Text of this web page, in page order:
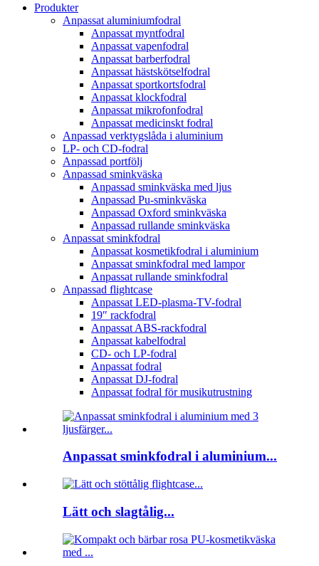
Produkter
Anpassat aluminiumfodral
Anpassat myntfodral
Anpassat vapenfodral
Anpassat barberfodral
Anpassat hästskötselfodral
Anpassat sportkortsfodral
Anpassat klockfodral
Anpassat mikrofonfodral
Anpassat medicinskt fodral
Anpassad verktygslåda i aluminium
LP- och CD-fodral
Anpassad portfölj
Anpassad sminkväska
Anpassad sminkväska med ljus
Anpassad Pu-sminkväska
Anpassad Oxford sminkväska
Anpassad rullande sminkväska
Anpassat sminkfodral
Anpassat kosmetikfodral i aluminium
Anpassat sminkfodral med lampor
Anpassat rullande sminkfodral
Anpassad flightcase
Anpassat LED-plasma-TV-fodral
19″ rackfodral
Anpassat ABS-rackfodral
Anpassat kabelfodral
CD- och LP-fodral
Anpassat fodral
Anpassat DJ-fodral
Anpassat fodral för musikutrustning
Anpassat sminkfodral i aluminium...
Lätt och slagtålig...